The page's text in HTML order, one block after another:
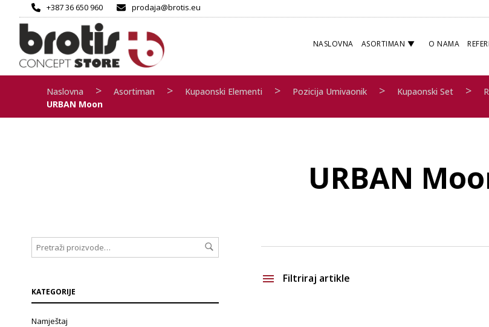
+387 36 650 960 prodaja@brotis.eu
NASLOVNA ASORTIMAN O NAMA
Naslovna > Asortiman > Kupaonski Elementi > Pozicija Umivaonik > Kupaonski Set >
URBAN Moon
URBAN
KATEGORIJE
Namještaj
Filtriraj artikle